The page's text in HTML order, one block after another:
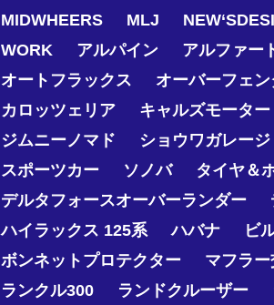
MIDWHEERS
MLJ
WORK
アルパイン アルファー
オートフラックス
オーバーフェ
カロッツェリア
キャルズモーター
ジムニーノマド
ショウワガレージ
スポーツカー
ソノバ タイヤ＆
デルタフォースオーバーランダー
ハイラックス 125系
ハバナ ビ
ボンネットプロテクター
マフラ
ランクル300
ランドクルーザー